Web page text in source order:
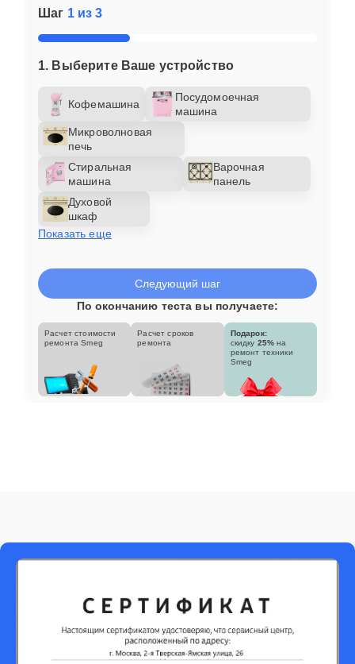
Шаг 1 из 3
1. Выберите Ваше устройство
Кофемашина
Посудомоечная
машина
Микроволновая
печь
Стиральная
машина
Варочная
панель
Духовой
шкаф
Показать еще
Следующий шаг
По окончанию теста вы получаете:
Расчет стоимости
ремонта Smeg
Расчет сроков
ремонта
Подарок:
скидку 25% на
ремонт техники
Smeg